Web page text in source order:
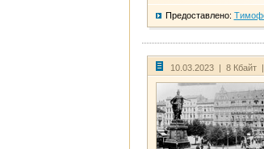
Предоставлено:
10.03.2023 | 8 Кбайт